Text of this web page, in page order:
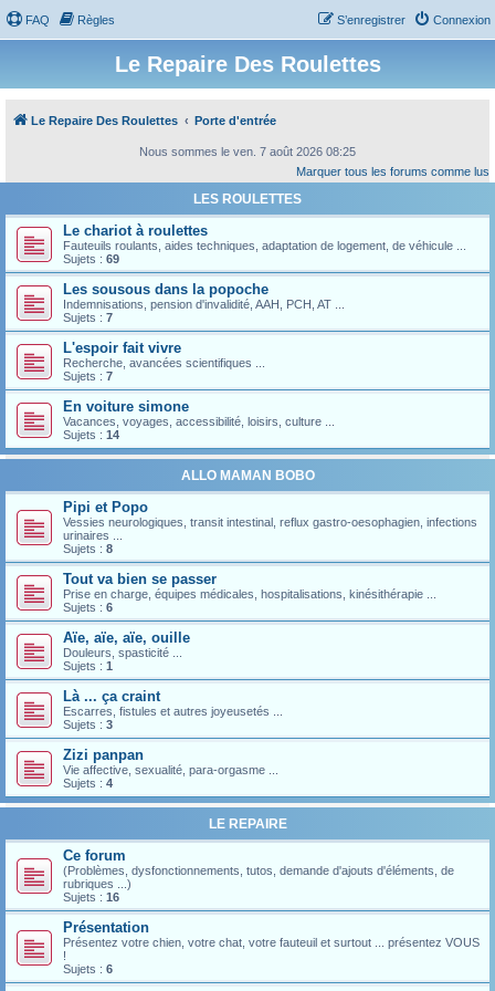
FAQ Règles Connexion
S’enregistrer
Le Repaire Des Roulettes
Le Repaire Des Roulettes Porte d'entrée
Nous sommes le ven. 7 août 2026 08:25
Marquer tous les forums comme lus
LES ROULETTES
Le chariot à roulettes
Fauteuils roulants, aides techniques, adaptation de logement, de véhicule ...
Sujets : 69
Les sousous dans la popoche
Indemnisations, pension d'invalidité, AAH, PCH, AT ...
Sujets : 7
L'espoir fait vivre
Recherche, avancées scientifiques ...
Sujets : 7
En voiture simone
Vacances, voyages, accessibilité, loisirs, culture ...
Sujets : 14
ALLO MAMAN BOBO
Pipi et Popo
Vessies neurologiques, transit intestinal, reflux gastro-oesophagien, infections
urinaires ...
Sujets : 8
Tout va bien se passer
Prise en charge, équipes médicales, hospitalisations, kinésithérapie ...
Sujets : 6
Aïe, aïe, aïe, ouille
Douleurs, spasticité ...
Sujets : 1
Là ... ça craint
Escarres, fistules et autres joyeusetés ...
Sujets : 3
Zizi panpan
Vie affective, sexualité, para-orgasme ...
Sujets : 4
LE REPAIRE
Ce forum
(Problèmes, dysfonctionnements, tutos, demande d'ajouts d'éléments, de
rubriques ...)
Sujets : 16
Présentation
Présentez votre chien, votre chat, votre fauteuil et surtout ... présentez VOUS
!
Sujets : 6